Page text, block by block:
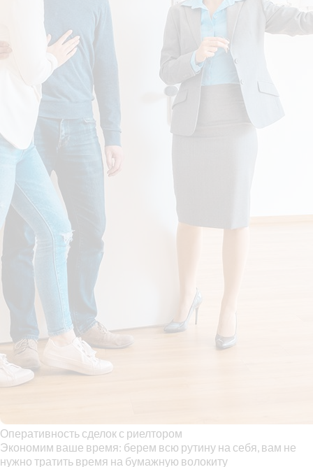
Оперативность сделок с риелтором
Экономим ваше время: берем всю рутину на себя, вам не
нужно тратить время на бумажную волокиту